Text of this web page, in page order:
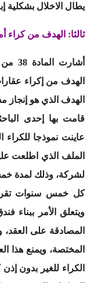
يطال الاخلال بشكلية
ثالثا: الهدف من كراء
الهدف من إكراء
الهدف الذي هو إنجاز
قامت بها إحدى
عاينت نموذجا للكراء
الملف الذي اطلعت
لشركة، وذلك لمدة
كل خمس سنوات
ويتعلق الأمر ببناء
المصادقة على
المختصة، ويمنع هذا
الكراء للغير بدون